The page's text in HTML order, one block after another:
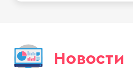
Новости